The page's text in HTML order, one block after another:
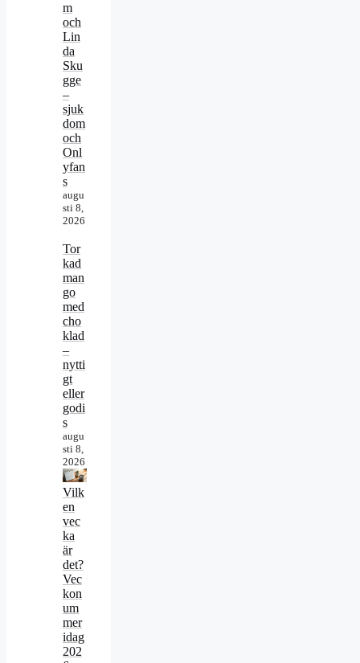
m
och
Lin
da
Sku
gge
–
sjuk
dom
och
Onl
yfan
s
augu
sti 8,
2026
Tor
kad
man
go
med
cho
klad
–
nytti
gt
eller
godi
s
augu
sti 8,
2026
Vilk
en
vec
ka
är
det?
Vec
kon
um
mer
idag
202